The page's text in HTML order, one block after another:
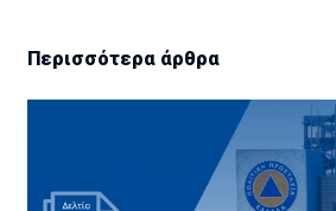
Περισσότερα άρθρα